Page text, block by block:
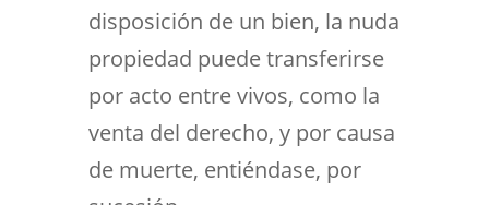
disposición de un bien, la nuda
propiedad puede transferirse
por acto entre vivos, como la
venta del derecho, y por causa
de muerte, entiéndase, por